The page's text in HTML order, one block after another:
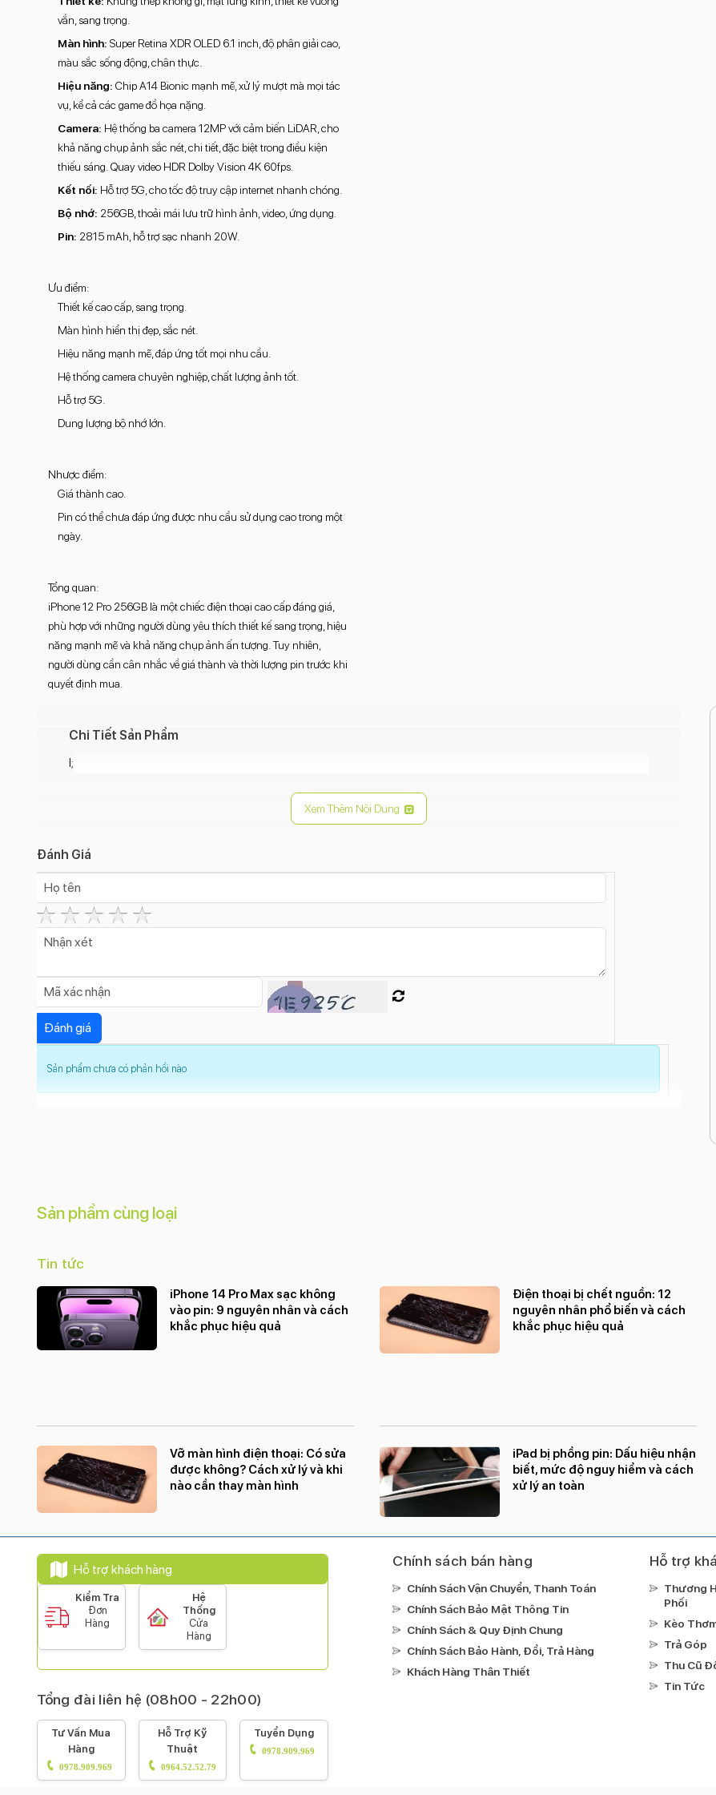
vắn, sang trọng.
Màn hình: Super Retina XDR OLED 6.1 inch, độ phân giải cao,
màu sắc sống động, chân thực.
Hiệu năng: Chip A14 Bionic mạnh mẽ, xử lý mượt mà mọi tác
vụ, kể cả các game đồ họa nặng.
Camera: Hệ thống ba camera 12MP với cảm biến LiDAR, cho
khả năng chụp ảnh sắc nét, chi tiết, đặc biệt trong điều kiện
thiếu sáng. Quay video HDR Dolby Vision 4K 60fps.
Kết nối: Hỗ trợ 5G, cho tốc độ truy cập internet nhanh chóng.
Bộ nhớ: 256GB, thoải mái lưu trữ hình ảnh, video, ứng dụng.
Pin: 2815 mAh, hỗ trợ sạc nhanh 20W.
Ưu điểm:
Thiết kế cao cấp, sang trọng.
Màn hình hiển thị đẹp, sắc nét.
Hiệu năng mạnh mẽ, đáp ứng tốt mọi nhu cầu.
Hệ thống camera chuyên nghiệp, chất lượng ảnh tốt.
Hỗ trợ 5G.
Dung lượng bộ nhớ lớn.
Nhược điểm:
Giá thành cao.
Pin có thể chưa đáp ứng được nhu cầu sử dụng cao trong một
ngày.
Tổng quan:
iPhone 12 Pro 256GB là một chiếc điện thoại cao cấp đáng giá,
phù hợp với những người dùng yêu thích thiết kế sang trọng, hiệu
năng mạnh mẽ và khả năng chụp ảnh ấn tượng. Tuy nhiên,
người dùng cần cân nhắc về giá thành và thời lượng pin trước khi
quyết định mua.
Chi Tiết Sản Phẩm
l;
Xem Thêm Nội Dung
Đánh Giá
Sản phẩm chưa có phản hồi nào
Sản phẩm cùng loại
Tin tức
iPhone 14 Pro Max sạc không
vào pin: 9 nguyên nhân và cách
khắc phục hiệu quả
Điện thoại bị chết nguồn: 12
nguyên nhân phổ biến và cách
khắc phục hiệu quả
Vỡ màn hình điện thoại: Có sửa
được không? Cách xử lý và khi
nào cần thay màn hình
iPad bị phồng pin: Dấu hiệu nhận
biết, mức độ nguy hiểm và cách
xử lý an toàn
Hỗ trợ khách hàng
Kiểm Tra
Đơn
Hàng
Hệ
Thống
Cửa
Hàng
Tổng đài liên hệ (08h00 - 22h00)
Tư Vấn Mua
Hàng
0978.909.969
Hỗ Trợ Kỹ
Thuật
0964.52.52.79
Tuyển Dụng
0978.909.969
Chính sách bán hàng
Chính Sách Vận Chuyển, Thanh Toán
Chính Sách Bảo Mật Thông Tin
Chính Sách & Quy Định Chung
Chính Sách Bảo Hành, Đổi, Trả Hàng
Khách Hàng Thân Thiết
Hỗ trợ
Thương
Phối
Kèo
Trả Góp
Thu Cũ
Tin Tức